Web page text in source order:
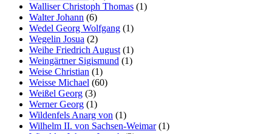
Walliser Christoph Thomas (1)
Walter Johann (6)
Wedel Georg Wolfgang (1)
Wegelin Josua (2)
Weihe Friedrich August (1)
Weingärtner Sigismund (1)
Weise Christian (1)
Weisse Michael (60)
Weißel Georg (3)
Werner Georg (1)
Wildenfels Anarg von (1)
Wilhelm II. von Sachsen-Weimar(1)